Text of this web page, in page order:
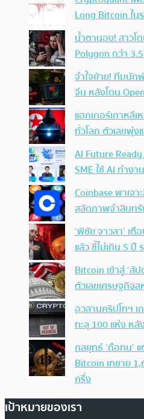
Long Bitcoin ใ
น้ำตานอง! สาวโ
Polygon กว่า
จำใจย้าย! ทีมนั
จีน หลังโดน
แฮกเกอร์เกาหลี
ทั่วโลก ตัวเลขพุ่ง
AI Future
SME ใช้ AI ทำง
Coinbase พาเจ
สลัดภาพจำสินทรั
‘พิชัย จาวลา’ เ
แล้ว ชี้ไม่เกิน 5
Bitcoin เข้าสู่ ‘สั
ตัวเลขเศรษฐกิจ
อวสานคริปโทฯ
ทะลุ 100 แห่ง ห
กลยุทธ์ ‘ถือทน’
Bitcoin เทขาย
ครึ่ง
เป้าหมายของเรา